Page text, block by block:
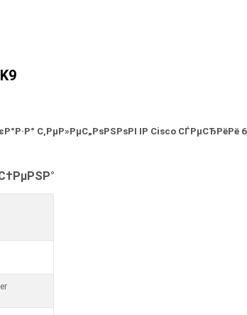
С‚РµР»РµС„РѕРЅРѕРІ IP Cisco СЃРµСЂРёРё